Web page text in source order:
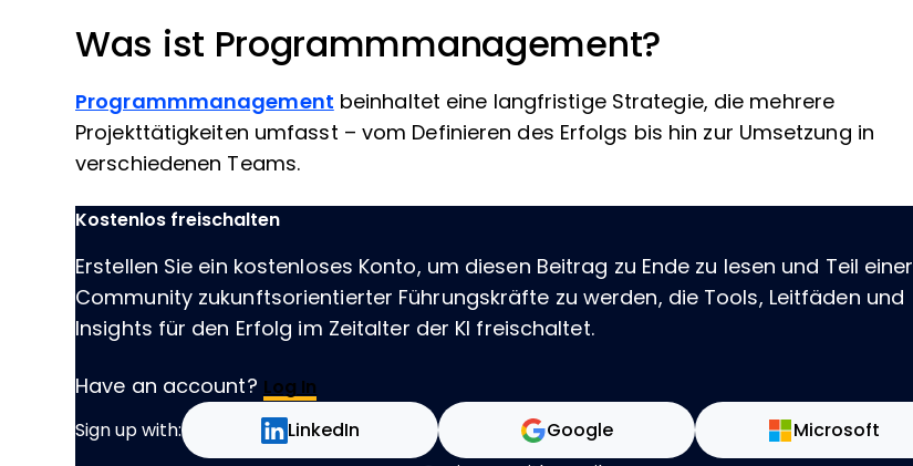
Was ist Programmmanagement?
Programmmanagement beinhaltet eine langfristige Strategie, die mehrere
Projekttätigkeiten umfasst – vom Definieren des Erfolgs bis hin zur Umsetzung in
verschiedenen Teams.
Kostenlos freischalten
Erstellen Sie ein kostenloses Konto, um diesen Beitrag zu Ende zu lesen und Teil einer
Community zukunftsorientierter Führungskräfte zu werden, die Tools, Leitfäden und
Insights für den Erfolg im Zeitalter der KI freischaltet.
Have an account? Log In
Sign up with: LinkedIn Google Microsoft